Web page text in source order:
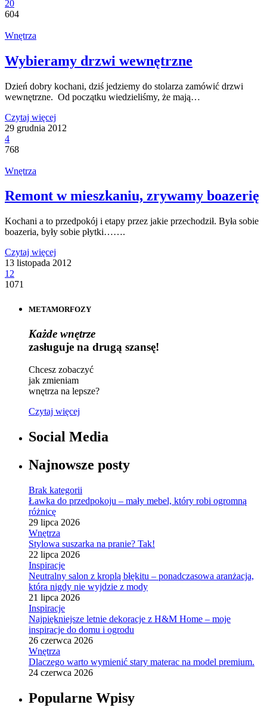
20
604
Wnętrza
Wybieramy drzwi wewnętrzne
Dzień dobry kochani, dziś jedziemy do stolarza zamówić drzwi
wewnętrzne. Od początku wiedzieliśmy, że mają…
Czytaj więcej
29 grudnia 2012
4
768
Wnętrza
Remont w mieszkaniu, zrywamy boazerię
Kochani a to przedpokój i etapy przez jakie przechodził. Była sobie
boazeria, były sobie płytki…….
Czytaj więcej
13 listopada 2012
12
1071
METAMORFOZY
Każde wnętrze
zasługuje na drugą szansę!
Chcesz zobaczyć
jak zmieniam
wnętrza na lepsze?
Czytaj więcej
Social Media
Najnowsze posty
Brak kategorii
Ławka do przedpokoju – mały mebel, który robi ogromną
różnicę
29 lipca 2026
Wnętrza
Stylowa suszarka na pranie? Tak!
22 lipca 2026
Inspiracje
Neutralny salon z kroplą błękitu – ponadczasowa aranżacja,
która nigdy nie wyjdzie z mody
21 lipca 2026
Inspiracje
Najpiękniejsze letnie dekoracje z H&M Home – moje
inspiracje do domu i ogrodu
26 czerwca 2026
Wnętrza
Dlaczego warto wymienić stary materac na model premium.
24 czerwca 2026
Popularne Wpisy